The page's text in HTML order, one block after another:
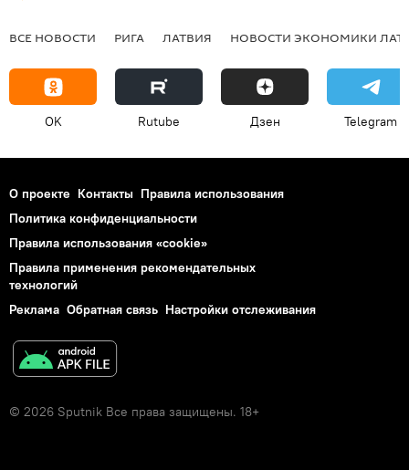
ВСЕ НОВОСТИ РИГА ЛАТВИЯ НОВОСТИ ЭКОНОМИКИ
OK Rutube Дзен Telegram
О проекте Контакты Правила использования
Политика конфиденциальности
Правила использования «cookie»
Правила применения рекомендательных
технологий
Реклама Обратная связь Настройки отслеживания
© 2026 Sputnik Все права защищены. 18+